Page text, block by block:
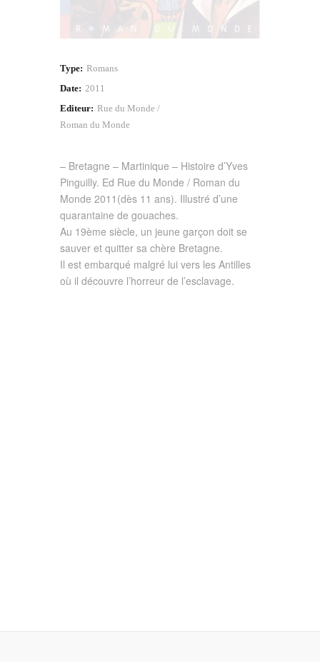
Type: Romans
Date: 2011
Editeur: Rue du Monde /
Roman du Monde
– Bretagne – Martinique – Histoire d’Yves
Pinguilly. Ed Rue du Monde / Roman du
Monde 2011(dès 11 ans). Illustré d’une
quarantaine de gouaches.
Au 19ème siècle, un jeune garçon doit se
sauver et quitter sa chère Bretagne.
Il est embarqué malgré lui vers les Antilles
où il découvre l’horreur de l’esclavage.